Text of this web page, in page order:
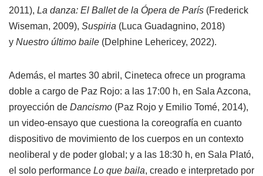
2011), La danza: El Ballet de la Ópera de París (Frederick
Wiseman, 2009), Suspiria (Luca Guadagnino, 2018)
y Nuestro último baile (Delphine Lehericey, 2022).
Además, el martes 30 abril, Cineteca ofrece un programa
doble a cargo de Paz Rojo: a las 17:00 h, en Sala Azcona,
proyección de Dancismo (Paz Rojo y Emilio Tomé, 2014),
un video-ensayo que cuestiona la coreografía en cuanto
dispositivo de movimiento de los cuerpos en un contexto
neoliberal y de poder global; y a las 18:30 h, en Sala Plató,
el solo performance Lo que baila, creado e interpretado por